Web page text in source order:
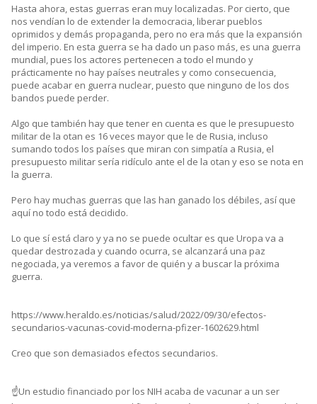
Hasta ahora, estas guerras eran muy localizadas. Por cierto, que
nos vendían lo de extender la democracia, liberar pueblos
oprimidos y demás propaganda, pero no era más que la expansión
del imperio. En esta guerra se ha dado un paso más, es una guerra
mundial, pues los actores pertenecen a todo el mundo y
prácticamente no hay países neutrales y como consecuencia,
puede acabar en guerra nuclear, puesto que ninguno de los dos
bandos puede perder.
Algo que también hay que tener en cuenta es que le presupuesto
militar de la otan es 16 veces mayor que le de Rusia, incluso
sumando todos los países que miran con simpatía a Rusia, el
presupuesto militar sería ridículo ante el de la otan y eso se nota en
la guerra.
Pero hay muchas guerras que las han ganado los débiles, así que
aquí no todo está decidido.
Lo que sí está claro y ya no se puede ocultar es que Uropa va a
quedar destrozada y cuando ocurra, se alcanzará una paz
negociada, ya veremos a favor de quién y a buscar la próxima
guerra.
https://www.heraldo.es/noticias/salud/2022/09/30/efectos-
secundarios-vacunas-covid-moderna-pfizer-1602629.html
Creo que son demasiados efectos secundarios.
☝️Un estudio financiado por los NIH acaba de vacunar a un ser